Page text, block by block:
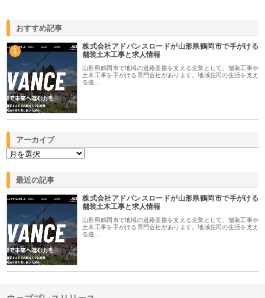
おすすめ記事
1
株式会社アドバンスロードが山形県鶴岡市で手がける
舗装土木工事と求人情報
山形県鶴岡市で地域の道路基盤を支える企業として、舗装工事や
土木工事を手がける専門会社があります。地域住民の生活を支え
る道…
アーカイブ
最近の記事
株式会社アドバンスロードが山形県鶴岡市で手がける
舗装土木工事と求人情報
山形県鶴岡市で地域の道路基盤を支える企業として、舗装工事や
土木工事を手がける専門会社があります。地域住民の生活を支え
る道…